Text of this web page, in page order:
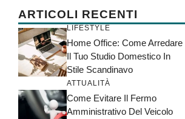
ARTICOLI RECENTI
LIFESTYLE
Home Office: Come Arredare
Il Tuo Studio Domestico In
Stile Scandinavo
ATTUALITÀ
Come Evitare Il Fermo
Amministrativo Del Veicolo